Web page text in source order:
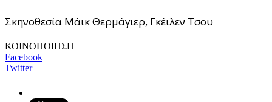
Σκηνοθεσία Μάικ Θερμάγιερ, Γκέιλεν Τσου
ΚΟΙΝΟΠΟΙΗΣΗ
Facebook
Twitter